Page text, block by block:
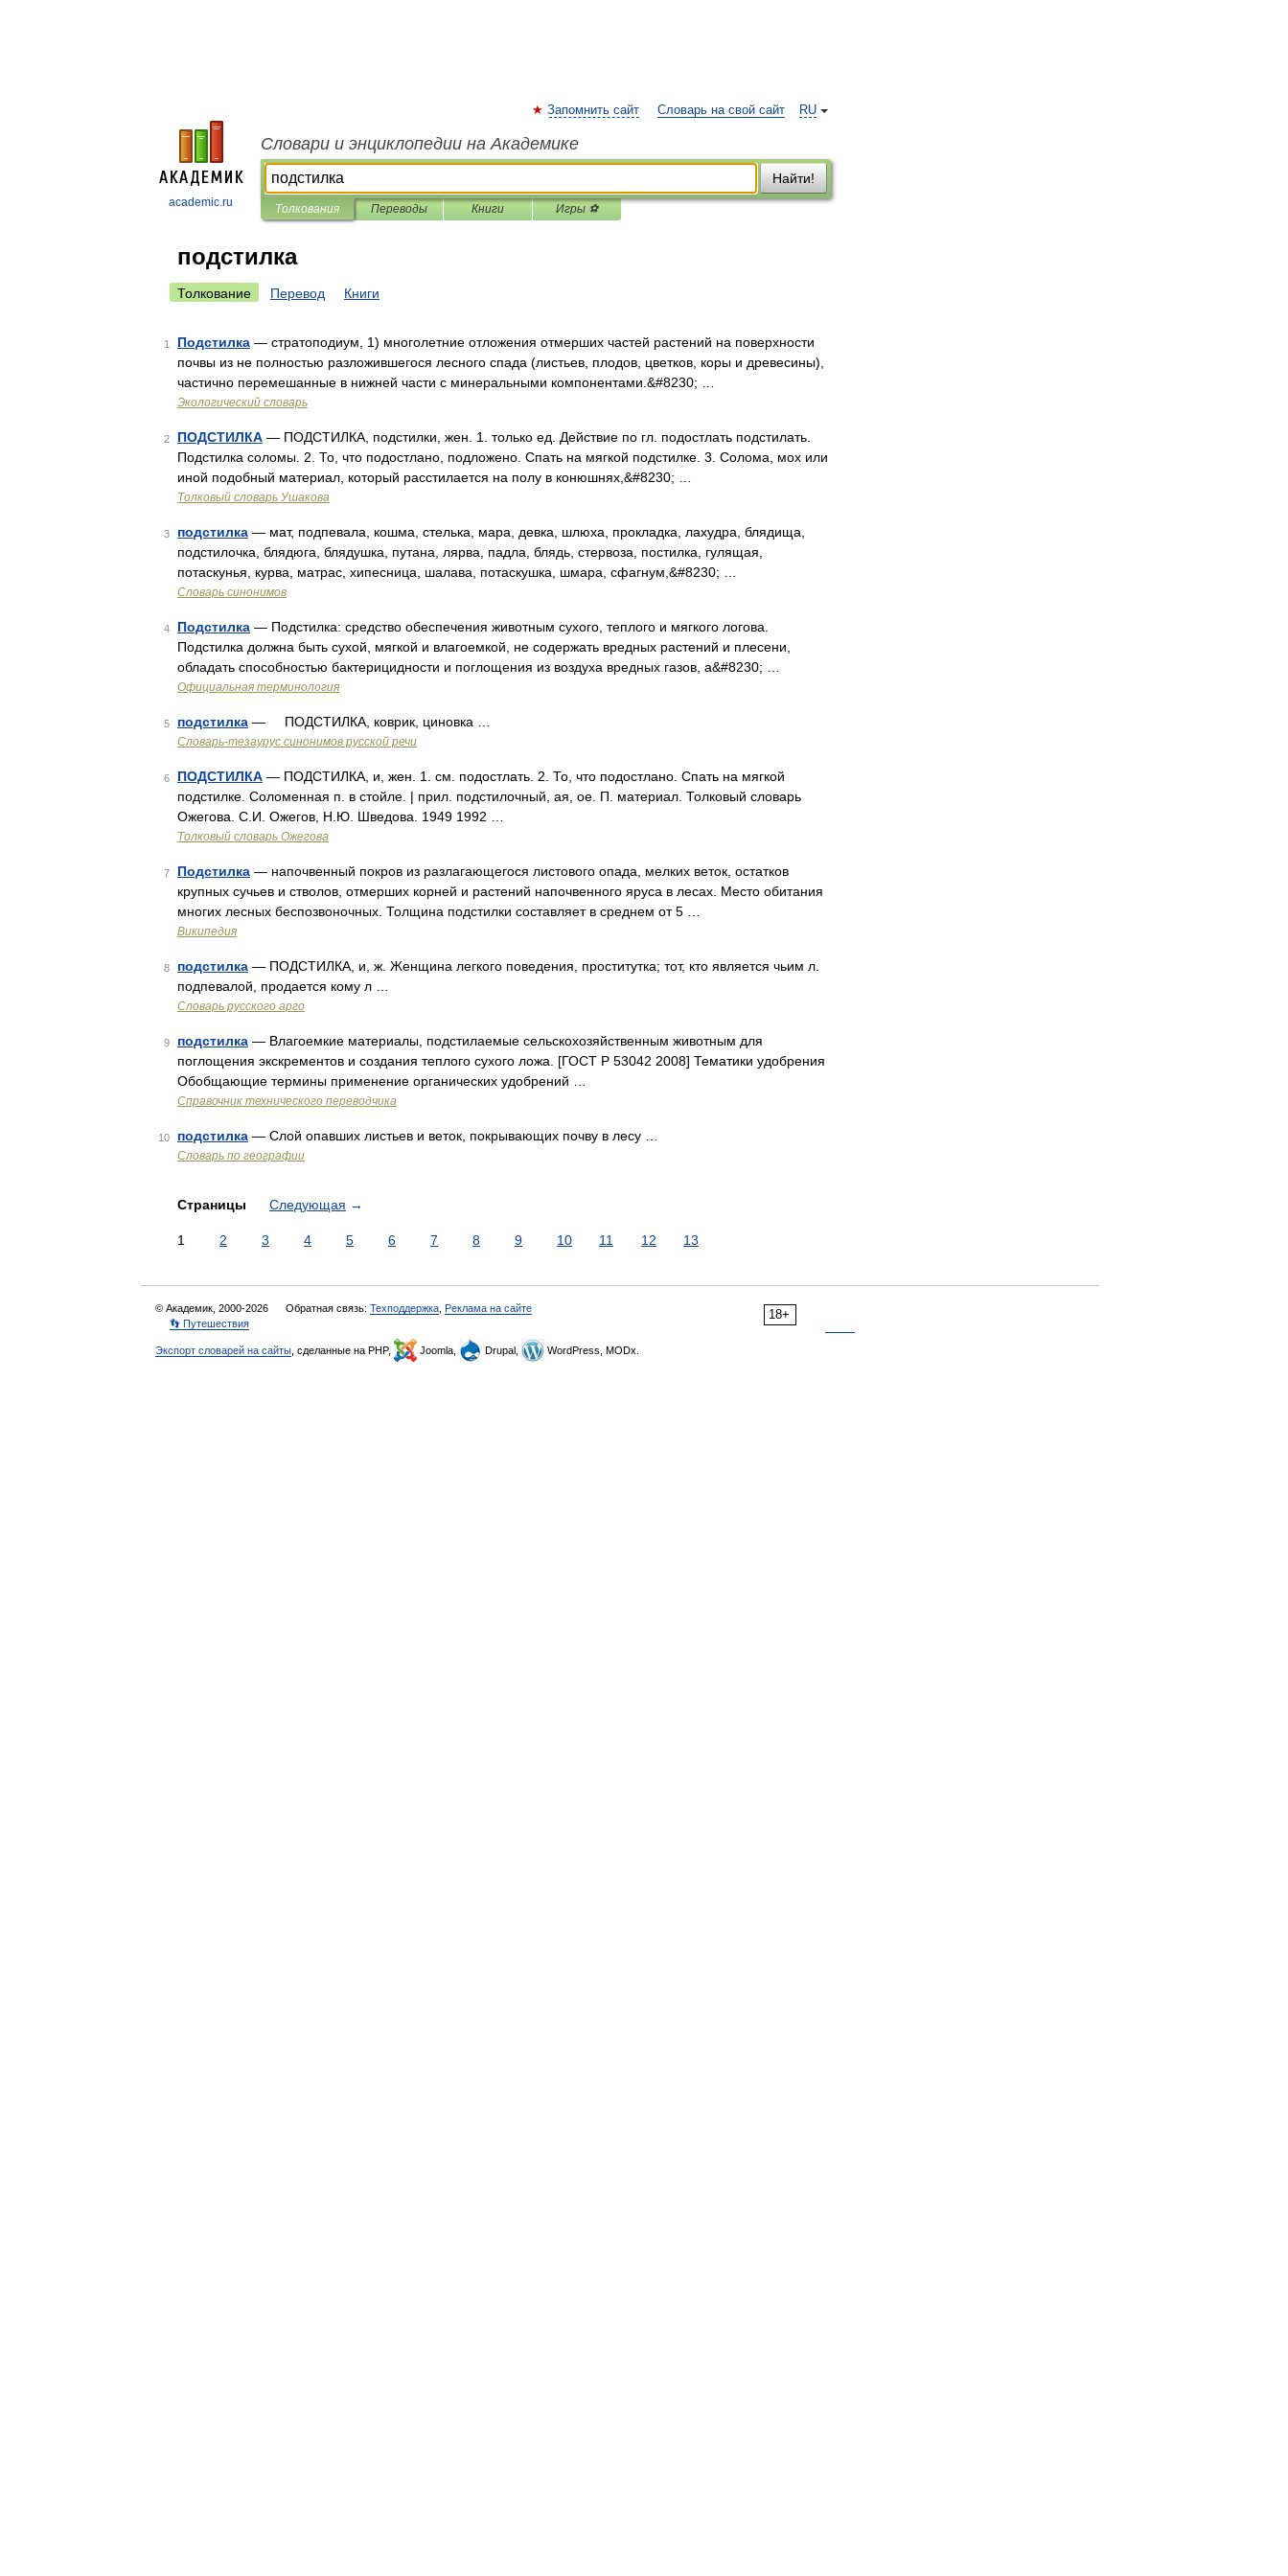
academic.ru
RU
Запомнить сайт Словарь на свой сайт
Словари и энциклопедии на Академике
Найти!
Толкования Переводы Книги Игры ⚽
подстилка
Толкование Перевод Книги
1 Подстилка — стратоподиум, 1) многолетние отложения отмерших частей растений на поверхности
почвы из не полностью разложившегося лесного спада (листьев, плодов, цветков, коры и древесины),
частично перемешанные в нижней части с минеральными компонентами.&#8230; …
Экологический словарь
2 ПОДСТИЛКА — ПОДСТИЛКА, подстилки, жен. 1. только ед. Действие по гл. подостлать подстилать.
Подстилка соломы. 2. То, что подостлано, подложено. Спать на мягкой подстилке. 3. Солома, мох или
иной подобный материал, который расстилается на полу в конюшнях,&#8230; …
Толковый словарь Ушакова
3 подстилка — мат, подпевала, кошма, стелька, мара, девка, шлюха, прокладка, лахудра, блядища,
подстилочка, блядюга, блядушка, путана, лярва, падла, блядь, стервоза, постилка, гулящая,
потаскунья, курва, матрас, хипесница, шалава, потаскушка, шмара, сфагнум,&#8230; …
Словарь синонимов
4 Подстилка — Подстилка: средство обеспечения животным сухого, теплого и мягкого логова.
Подстилка должна быть сухой, мягкой и влагоемкой, не содержать вредных растений и плесени,
обладать способностью бактерицидности и поглощения из воздуха вредных газов, а&#8230; …
Официальная терминология
5 подстилка — ПОДСТИЛКА, коврик, циновка …
Словарь-тезаурус синонимов русской речи
6 ПОДСТИЛКА — ПОДСТИЛКА, и, жен. 1. см. подостлать. 2. То, что подостлано. Спать на мягкой
подстилке. Соломенная п. в стойле. | прил. подстилочный, ая, ое. П. материал. Толковый словарь
Ожегова. С.И. Ожегов, Н.Ю. Шведова. 1949 1992 …
Толковый словарь Ожегова
7 Подстилка — напочвенный покров из разлагающегося листового опада, мелких веток, остатков
крупных сучьев и стволов, отмерших корней и растений напочвенного яруса в лесах. Место обитания
многих лесных беспозвоночных. Толщина подстилки составляет в среднем от 5 …
Википедия
8 подстилка — ПОДСТИЛКА, и, ж. Женщина легкого поведения, проститутка; тот, кто является чьим л.
подпевалой, продается кому л …
Словарь русского арго
9 подстилка — Влагоемкие материалы, подстилаемые сельскохозяйственным животным для
поглощения экскрементов и создания теплого сухого ложа. [ГОСТ Р 53042 2008] Тематики удобрения
Обобщающие термины применение органических удобрений …
Справочник технического переводчика
10 подстилка — Слой опавших листьев и веток, покрывающих почву в лесу …
Словарь по географии
Страницы Следующая →
1 2 3 4 5 6 7 8 9 10 11 12 13
18+
© Академик, 2000-2026 Обратная связь: Техподдержка Реклама на сайте
👣 Путешествия
Экспорт словарей на сайты , сделанные на PHP, Joomla, Drupal, WordPress, MODx.